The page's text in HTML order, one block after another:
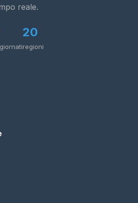
reale.
20
regioni